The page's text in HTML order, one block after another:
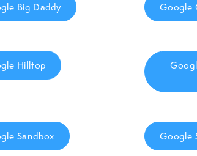
Big Daddy Google
Hilltop
Sandbox Google